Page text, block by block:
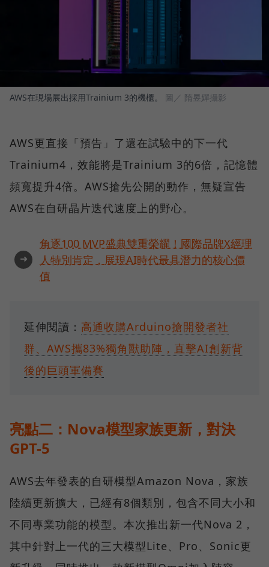
AWS在現場展出採用Trainium 3的機櫃。 圖／ 隋昱嬋攝影
AWS更直接「預告」了還在試驗中的下一代
Trainium4，效能將是Trainium 3的6倍，記憶體
頻寬提升4倍。AWS搶先公開的動作，無疑宣告
AWS在自研晶片迭代速度上的野心。
➜
角逐100 MVP盛典雙重榮耀！國際品牌X經理
人特別肯定，展現AI時代最具潛力的核心價
值
延伸閱讀： 高通收購Arduino搶開發者社
群、AWS攜83%獨角獸助陣，直擊AI創新背
後的巨頭軍備賽
亮點二：Nova模型家族更新，對決
GPT-5
AWS去年發表的自研模型Amazon Nova，家族
陸續更新擴大，已經有8個類別，包含不同大小和
不同專業功能的模型。本次推出新一代Nova 2，
其中針對上一代的三大模型Lite、Pro、Sonic更